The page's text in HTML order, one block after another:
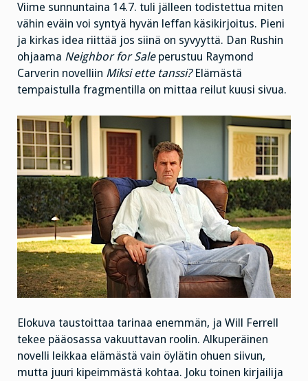
Viime sunnuntaina 14.7. tuli jälleen todistettua miten
vähin eväin voi syntyä hyvän leffan käsikirjoitus. Pieni
ja kirkas idea riittää jos siinä on syvyyttä. Dan Rushin
ohjaama Neighbor for Saleperustuu Raymond
Carverin novelliin Miksi ette tanssi?Elämästä
tempaistulla fragmentilla on mittaa reilut kuusi sivua.
Elokuva taustoittaa tarinaa enemmän, ja Will Ferrell
tekee pääosassa vakuuttavan roolin. Alkuperäinen
novelli leikkaa elämästä vain öylätin ohuen siivun,
mutta juuri kipeimmästä kohtaa. Joku toinen kirjailija